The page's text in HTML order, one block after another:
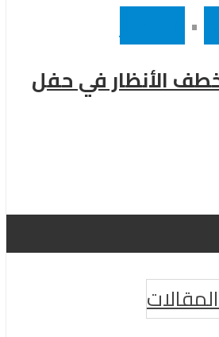
•
الأنظار في حفل